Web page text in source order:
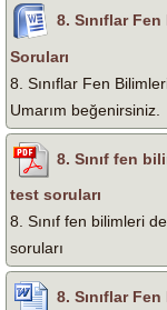
8. Sınıflar
Soruları
8. Sınıflar Fen
Umarım beğenirsiniz.
8. Sınıf fen
test soruları
8. Sınıf fen bilimleri
soruları
8. Sınıflar